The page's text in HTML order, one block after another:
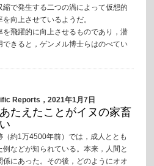
で発生する二つの渦によって仮想的
向上させているようだ。
飛躍的に向上させるものであり，潜
きると，ゲンメル博士らはのべてい
Reports，2021年1月7日
たえたことがイヌの家畜
約1万4500年前）では，成人ととも
などが知られている。本来，人間と
にあった。その後，どのようにオオ